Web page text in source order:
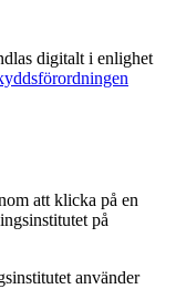
digitalt i enlighet
att klicka på en
på
använder